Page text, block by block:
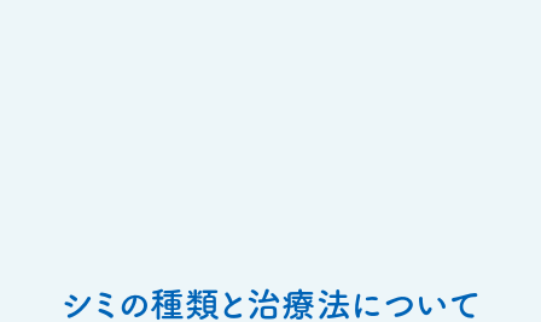
シミの種類と治療法について